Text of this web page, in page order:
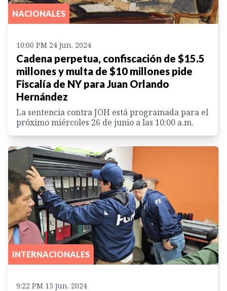
NACIONALES
10:00 PM 24 jun. 2024
Cadena perpetua, confiscación de $15.5
millones y multa de $10 millones pide
Fiscalía de NY para Juan Orlando
Hernández
La sentencia contra JOH está programada para el
próximo miércoles 26 de junio a las 10:00 a.m.
INTERNACIONALES
9:22 PM 15 jun. 2024